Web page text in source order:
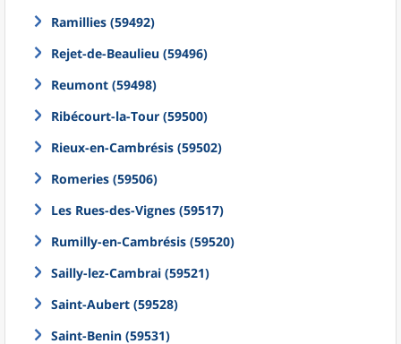
Ramillies (59492)
Rejet-de-Beaulieu (59496)
Reumont (59498)
Ribécourt-la-Tour (59500)
Rieux-en-Cambrésis (59502)
Romeries (59506)
Les Rues-des-Vignes (59517)
Rumilly-en-Cambrésis (59520)
Sailly-lez-Cambrai (59521)
Saint-Aubert (59528)
Saint-Benin (59531)